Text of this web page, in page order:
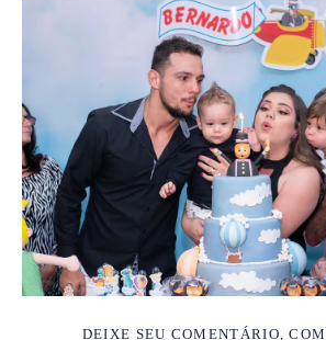
DEIXE SEU COMENTÁRIO,